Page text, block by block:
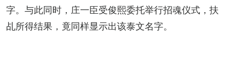
字。与此同时，庄一臣受俊熙委托举行招魂仪式，扶
乩所得结果，竟同样显示出该泰文名字。